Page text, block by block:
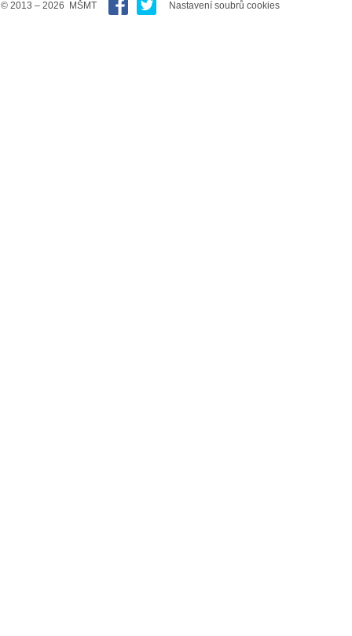
© 2013 – 2026 MŠMT Nastavení soubrů cookies